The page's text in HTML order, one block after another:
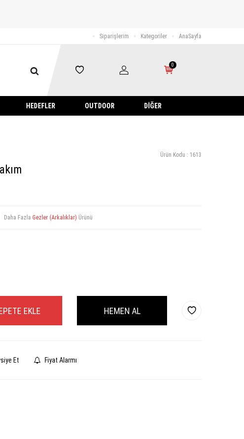
Siparişlerim Kategoriler AnaSayfa
0
HEDEFLER OUTDOOR DIĞER
Ürün Kodu : 1613
Daha Fazla Gezler (Arkalıklar) Ürünü
EKLE HEMEN AL
Et Fiyat Alarmı